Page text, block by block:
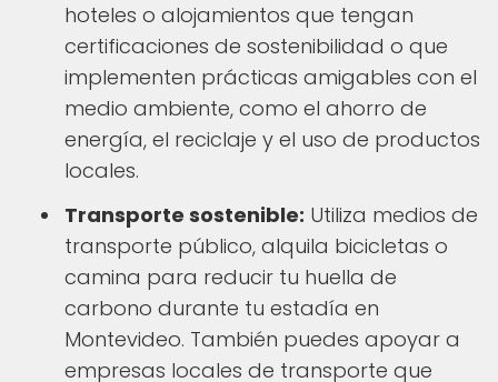
hoteles o alojamientos que tengan
certificaciones de sostenibilidad o que
implementen prácticas amigables con el
medio ambiente, como el ahorro de
energía, el reciclaje y el uso de productos
locales.
Transporte sostenible: Utiliza medios de
transporte público, alquila bicicletas o
camina para reducir tu huella de
carbono durante tu estadía en
Montevideo. También puedes apoyar a
empresas locales de transporte que